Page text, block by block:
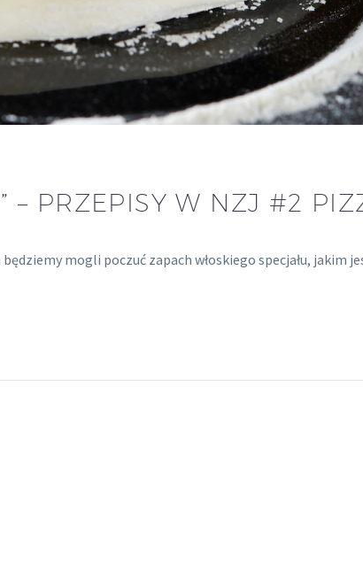
– PRZEPISY W NZJ #2
mogli poczuć zapach włoskiego specjału, jakim